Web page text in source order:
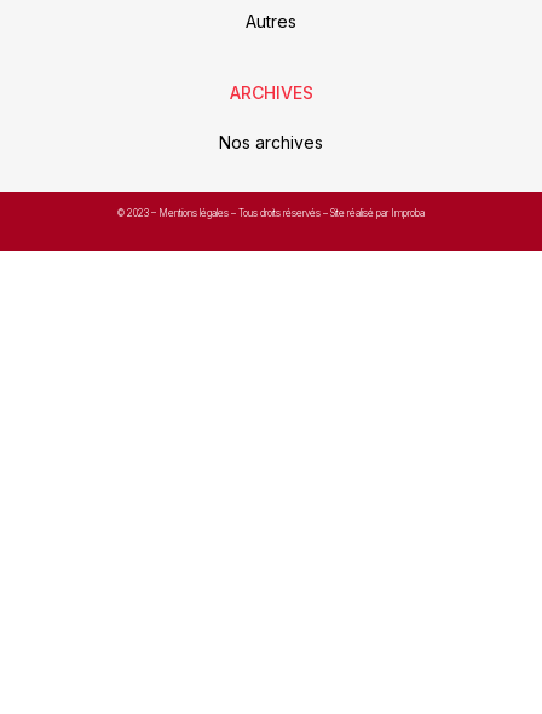
Autres
ARCHIVES
Nos archives
© 2023 – Mentions légales – Tous droits réservés – Site réalisé par Improba